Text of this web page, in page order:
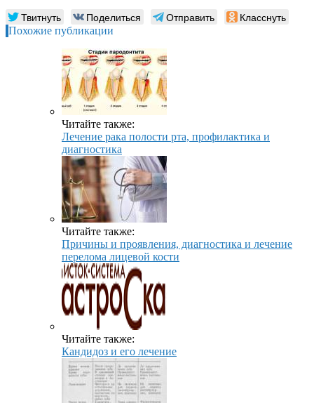
Твитнуть Поделиться Отправить Класснуть
Похожие публикации
Читайте также:
Лечение рака полости рта, профилактика и
диагностика
Читайте также:
Причины и проявления, диагностика и лечение
перелома лицевой кости
Читайте также:
Кандидоз и его лечение